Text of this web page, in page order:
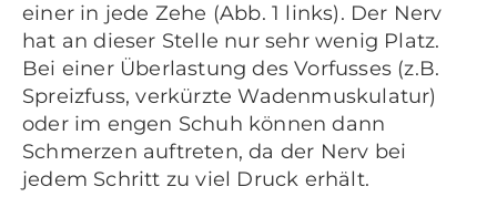
einer in jede Zehe (Abb. 1 links). Der Nerv
hat an dieser Stelle nur sehr wenig Platz.
Bei einer Überlastung des Vorfusses (z.B.
Spreizfuss, verkürzte Wadenmuskulatur)
oder im engen Schuh können dann
Schmerzen auftreten, da der Nerv bei
jedem Schritt zu viel Druck erhält.